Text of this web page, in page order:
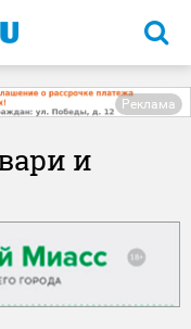
Реклама
и